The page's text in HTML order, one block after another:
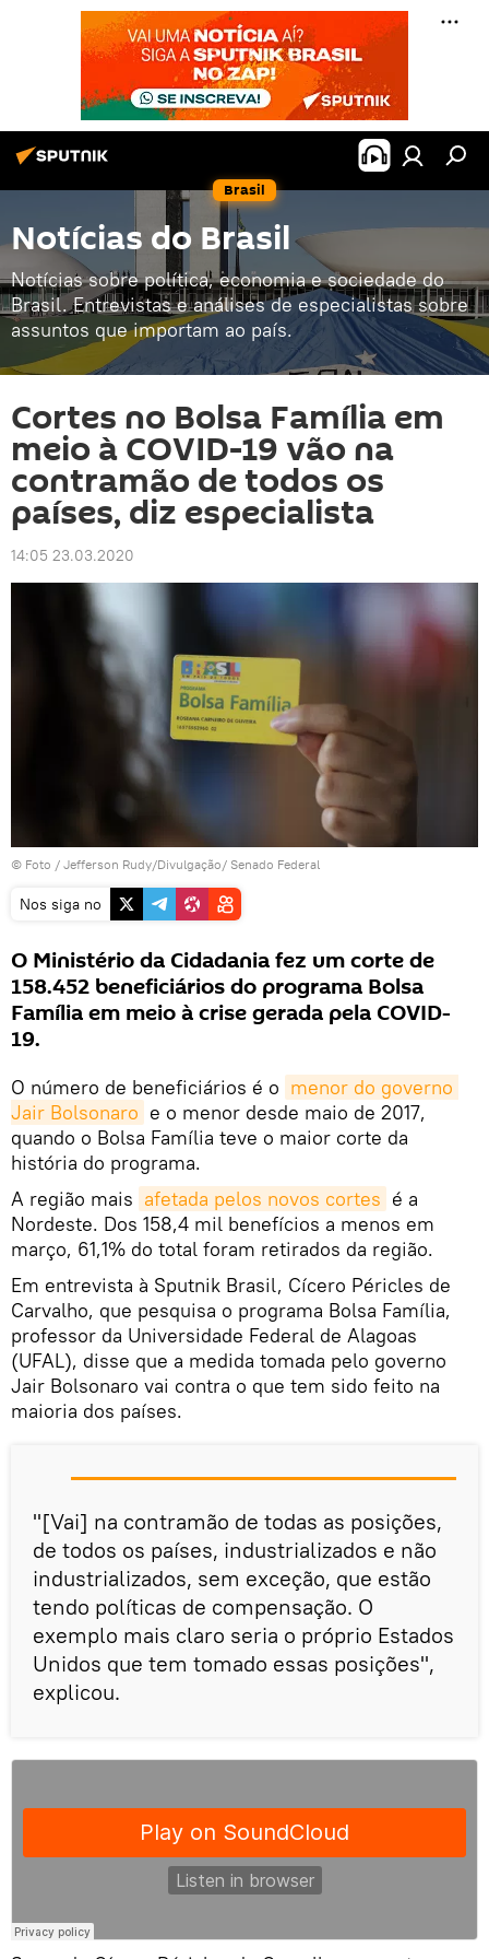
Brasil
Notícias do Brasil
Notícias sobre política, economia e sociedade do
Brasil. Entrevistas e análises de especialistas sobre
assuntos que importam ao país.
Cortes no Bolsa Família em
meio à COVID-19 vão na
contramão de todos os
países, diz especialista
14:05 23.03.2020
© Foto / Jefferson Rudy/Divulgação/ Senado Federal
Nos siga no
O Ministério da Cidadania fez um corte de
158.452 beneficiários do programa Bolsa
Família em meio à crise gerada pela COVID-
19.
O número de beneficiários é o menor do governo
Jair Bolsonaro e o menor desde maio de 2017,
quando o Bolsa Família teve o maior corte da
história do programa.
A região mais afetada pelos novos cortes é a
Nordeste. Dos 158,4 mil benefícios a menos em
março, 61,1% do total foram retirados da região.
Em entrevista à Sputnik Brasil, Cícero Péricles de
Carvalho, que pesquisa o programa Bolsa Família,
professor da Universidade Federal de Alagoas
(UFAL), disse que a medida tomada pelo governo
Jair Bolsonaro vai contra o que tem sido feito na
maioria dos países.
"[Vai] na contramão de todas as posições,
de todos os países, industrializados e não
industrializados, sem exceção, que estão
tendo políticas de compensação. O
exemplo mais claro seria o próprio Estados
Unidos que tem tomado essas posições",
explicou.